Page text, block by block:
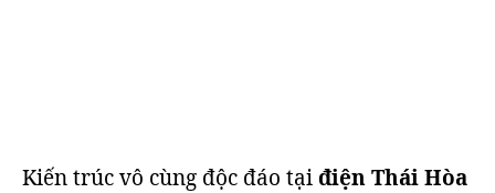
Kiến trúc vô cùng độc đáo tạiđiện Thái Hòa